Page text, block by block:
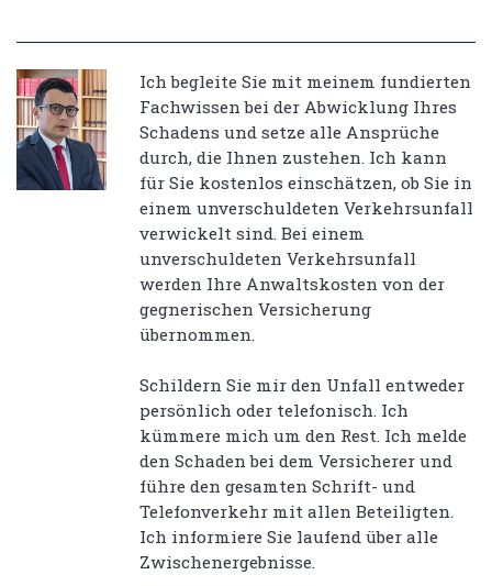
Ich begleite Sie mit meinem fundierten
Fachwissen bei der Abwicklung Ihres
Schadens und setze alle Ansprüche
durch, die Ihnen zustehen. Ich kann
für Sie kostenlos einschätzen, ob Sie in
einem unverschuldeten Verkehrsunfall
verwickelt sind. Bei einem
unverschuldeten Verkehrsunfall
werden Ihre Anwaltskosten von der
gegnerischen Versicherung
übernommen.
Schildern Sie mir den Unfall entweder
persönlich oder telefonisch. Ich
kümmere mich um den Rest. Ich melde
den Schaden bei dem Versicherer und
führe den gesamten Schrift- und
Telefonverkehr mit allen Beteiligten.
Ich informiere Sie laufend über alle
Zwischenergebnisse.